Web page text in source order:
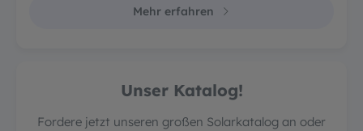
Mehr erfahren
Unser Katalog!
Fordere jetzt unseren großen Solarkatalog an oder